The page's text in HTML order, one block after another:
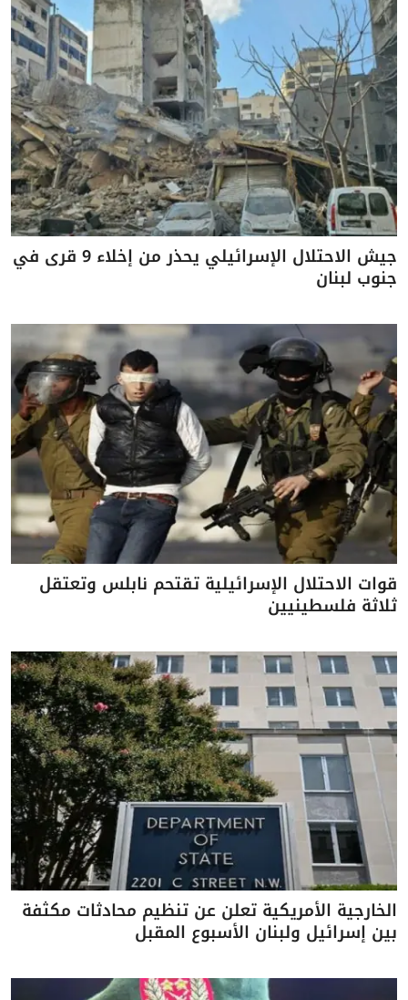
جيش الاحتلال الإسرائيلي يحذر من إخلاء 9 قرى في
جنوب لبنان
قوات الاحتلال الإسرائيلية تقتحم نابلس وتعتقل
ثلاثة فلسطينيين
الخارجية الأمريكية تعلن عن تنظيم محادثات مكثفة
بين إسرائيل ولبنان الأسبوع المقبل